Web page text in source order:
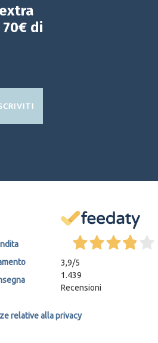
di
relative alla privacy
3,9/5
1.439
Recensioni